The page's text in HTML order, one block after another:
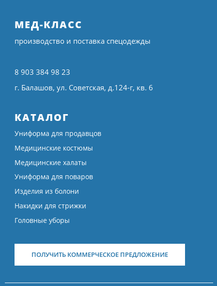
МЕД-КЛАСС
производство и поставка спецодежды
8 903 384 98 23
г. Балашов, ул. Советская, д.124-г, кв. 6
КАТАЛОГ
Униформа для продавцов
Медицинские костюмы
Медицинские халаты
Униформа для поваров
Изделия из болони
Накидки для стрижки
Головные уборы
ПОЛУЧИТЬ КОММЕРЧЕСКОЕ ПРЕДЛОЖЕНИЕ